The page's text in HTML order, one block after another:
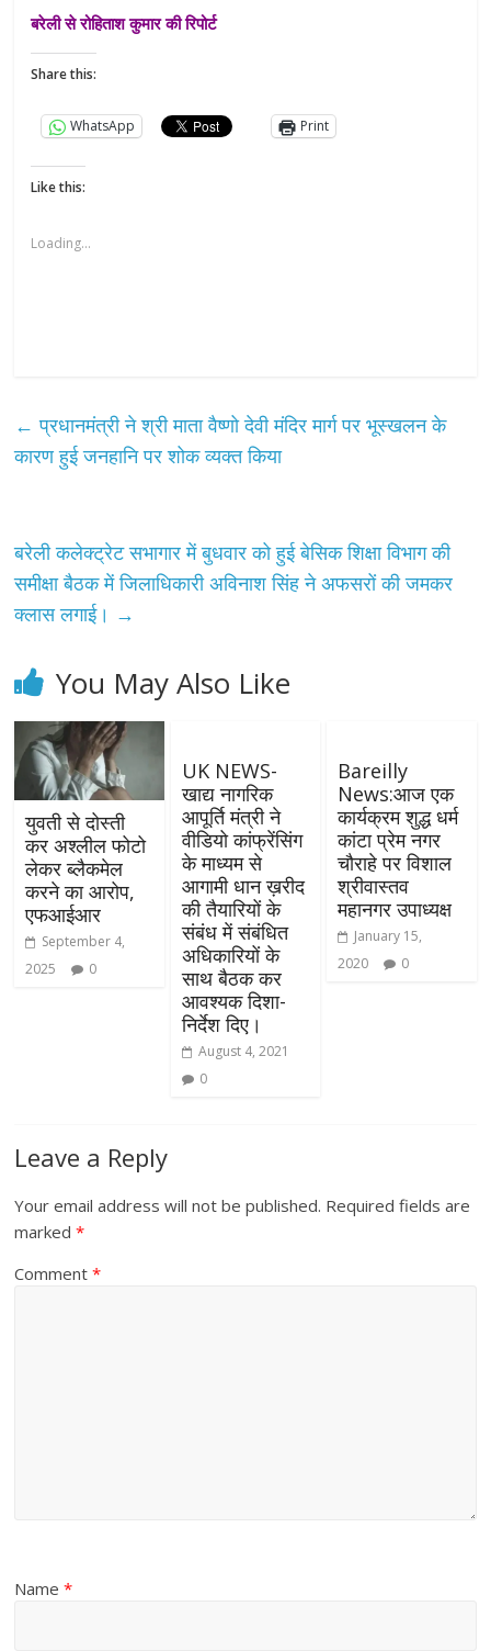
बरेली से रोहिताश कुमार की रिपोर्ट
Share this:
WhatsApp Print
Like this:
Loading...
← प्रधानमंत्री ने श्री माता वैष्णो देवी मंदिर मार्ग पर भूस्खलन के
कारण हुई जनहानि पर शोक व्यक्त किया
बरेली कलेक्ट्रेट सभागार में बुधवार को हुई बेसिक शिक्षा विभाग की
समीक्षा बैठक में जिलाधिकारी अविनाश सिंह ने अफसरों की जमकर
क्लास लगाई। →
You May Also Like
युवती से दोस्ती
कर अश्लील फोटो
लेकर ब्लैकमेल
करने का आरोप,
एफआईआर
September 4,
2025
0
UK NEWS-
खाद्य नागरिक
आपूर्ति मंत्री ने
वीडियो कांफ्रेंसिंग
के माध्यम से
आगामी धान ख़रीद
की तैयारियों के
संबंध में संबंधित
अधिकारियों के
साथ बैठक कर
आवश्यक दिशा-
निर्देश दिए।
August 4, 2021
0
Bareilly
News:आज एक
कार्यक्रम शुद्ध धर्म
कांटा प्रेम नगर
चौराहे पर विशाल
श्रीवास्तव
महानगर उपाध्यक्ष
January 15,
2020
0
Leave a Reply
Your email address will not be published. Required fields are
marked*
Comment*
Name*